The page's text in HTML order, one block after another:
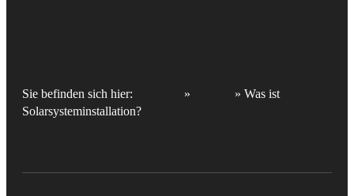
Sie befinden sich hier: » » Was ist
Solarsysteminstallation?